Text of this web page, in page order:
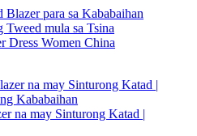
Dress Women China
na may Sinturong Katad |